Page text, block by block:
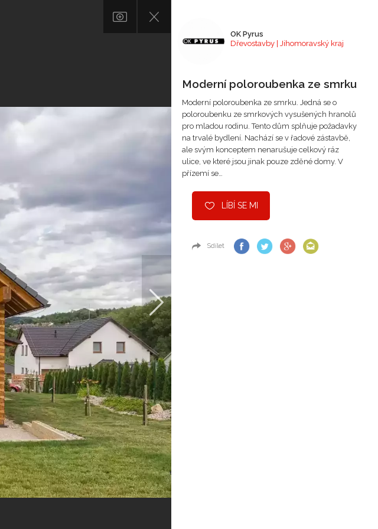
OK Pyrus
Dřevostavby | Jihomoravský kraj
Moderní poloroubenka ze smrku
Moderní poloroubenka ze smrku. Jedná se o
poloroubenku ze smrkových vysušených hranolů
pro mladou rodinu. Tento dům splňuje požadavky
na trvalé bydlení. Nachází se v řadové zástavbě,
ale svým konceptem nenarušuje celkový ráz
ulice, ve které jsou jinak pouze zděné domy. V
přízemí se…
LÍBÍ SE MI
Sdílet